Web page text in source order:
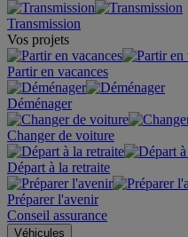
Transmission
Vos projets
Partir en vacances
Déménager
Changer de voiture
Départ à la retraite
Préparer l'avenir
Conseil assurance
Véhicules